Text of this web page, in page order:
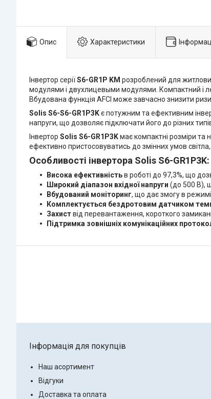
Опис Характеристики
Інвертор серіїS6-GR1P KM розроблений для
модулями і двухлицевыми модулями. Компактний і
Вбудована функція AFCI може завчасно знизити
Solis S6-S6-GR1P3Kє потужним та ефективним
напруги, що дозволяє підключати його до різних
Інвертор Solis S6-GR1P3Kмає компактні розміри та
ефективно пристосовуватись до змінних умов
Особливості інвертора Solis S6-GR1P3K:
Висока ефективністьв роботі до 97,3%, що
Широкий діапазон вхідної напруги (до 500 В),
Вбудований моніторинг, що дає змогу в
Комплектується бездротовим датчиком
Захиствід перевантаження, короткого
Підтримка зовнішніх комунікаційних
Інформація для покупців
Наш асортимент
Відгуки
Доставка та оплата